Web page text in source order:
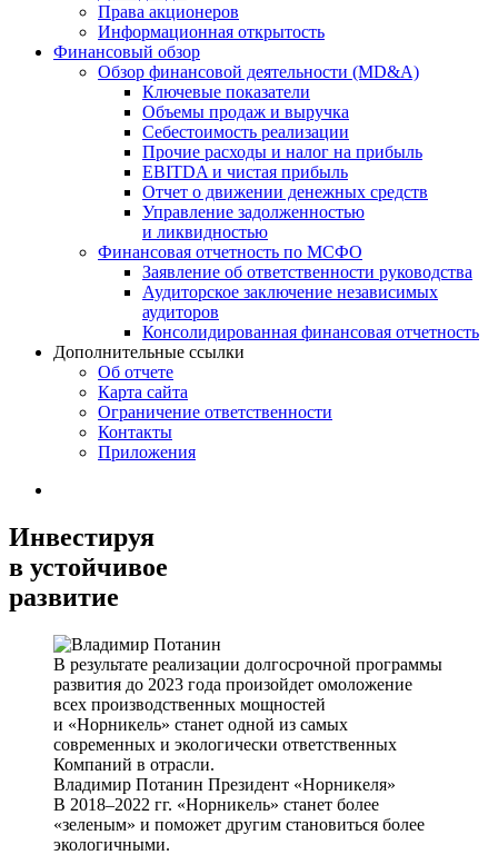
Права акционеров
Информационная открытость
Финансовый обзор
Обзор финансовой деятельности (MD&A)
Ключевые показатели
Объемы продаж и выручка
Себестоимость реализации
Прочие расходы и налог на прибыль
EBITDA и чистая прибыль
Отчет о движении денежных средств
Управление задолженностью
и ликвидностью
Финансовая отчетность по МСФО
Заявление об ответственности руководства
Аудиторское заключение независимых
аудиторов
Консолидированная финансовая отчетность
Дополнительные ссылки
Об отчете
Карта сайта
Ограничение ответственности
Контакты
Приложения
Инвестируя
в устойчивое
развитие
В результате реализации долгосрочной программы
развития до 2023 года произойдет омоложение
всех производственных мощностей
и «Норникель» станет одной из самых
современных и экологически ответственных
Компаний в отрасли.
Владимир Потанин Президент «Норникеля»
В 2018–2022 гг. «Норникель» станет более
«зеленым» и поможет другим становиться более
экологичными.